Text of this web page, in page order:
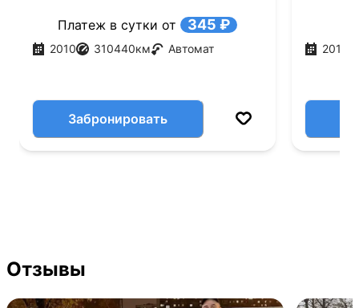
Платеж в сутки от 345 ₽
2010 310440км Автомат
Забронировать
2014
Отзывы